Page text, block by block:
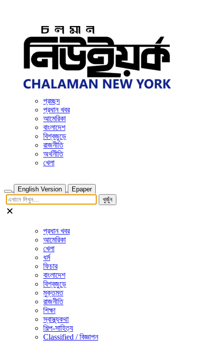
প্রচ্ছদ
প্রধান খবর
আমেরিকা
বাংলাদেশ
বিশ্বজুড়ে
রাজনীতি
অর্থনীতি
খেলা
English Version
Epaper
খুজুঁন
প্রধান খবর
আমেরিকা
খেলা
ধর্ম
ফিচার
বাংলাদেশ
বিশ্বজুড়ে
মুক্তমত
রাজনীতি
শিক্ষা
স্বাস্থ্যকথা
শিল্প-সাহিত্য
Classified / বিজ্ঞাপন